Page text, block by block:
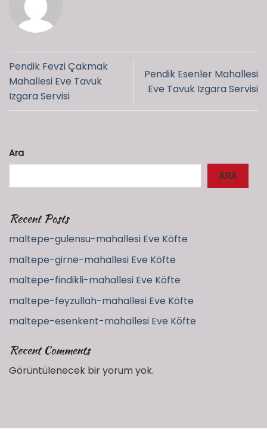
Pendik Fevzi Çakmak
Mahallesi Eve Tavuk
Izgara Servisi
Pendik Esenler Mahallesi
Eve Tavuk Izgara Servisi
Ara
ARA
Recent Posts
maltepe-gulensu-mahallesi Eve Köfte
maltepe-girne-mahallesi Eve Köfte
maltepe-findikli-mahallesi Eve Köfte
maltepe-feyzullah-mahallesi Eve Köfte
maltepe-esenkent-mahallesi Eve Köfte
Recent Comments
Görüntülenecek bir yorum yok.